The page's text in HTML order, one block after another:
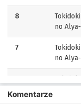
8
no
7
no
Komentarze